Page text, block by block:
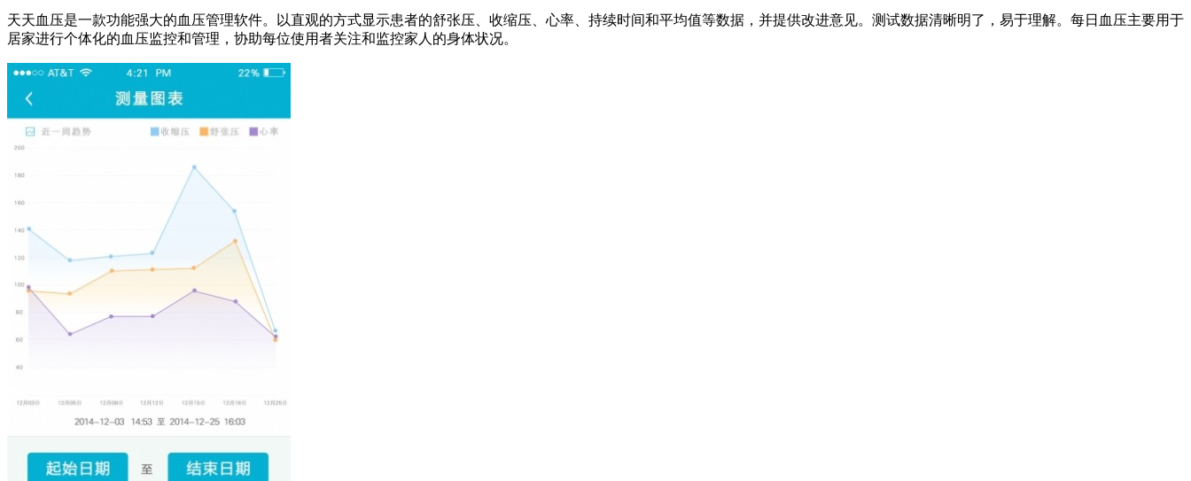
天天血压是一款功能强大的血压管理软件。以直观的方式显示患者的舒张压、收缩压、心率、持续时间和平均值等数据，并提供改进意见。测试数据清晰明了，易于理解。每日血压主要用于
居家进行个体化的血压监控和管理，协助每位使用者关注和监控家人的身体状况。